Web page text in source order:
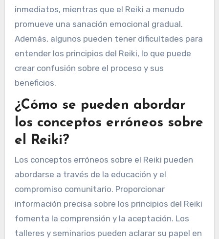
inmediatos, mientras que el Reiki a menudo
promueve una sanación emocional gradual.
Además, algunos pueden tener dificultades para
entender los principios del Reiki, lo que puede
crear confusión sobre el proceso y sus
beneficios.
¿Cómo se pueden abordar
los conceptos erróneos sobre
el Reiki?
Los conceptos erróneos sobre el Reiki pueden
abordarse a través de la educación y el
compromiso comunitario. Proporcionar
información precisa sobre los principios del Reiki
fomenta la comprensión y la aceptación. Los
talleres y seminarios pueden aclarar su papel en